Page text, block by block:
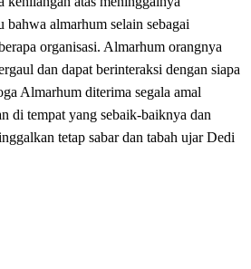
almarhum selain sebagai
organisasi. Almarhum orangnya
dan dapat berinteraksi dengan siapa
Almarhum diterima segala amal
di tempat yang sebaik-baiknya dan
tetap sabar dan tabah ujar Dedi